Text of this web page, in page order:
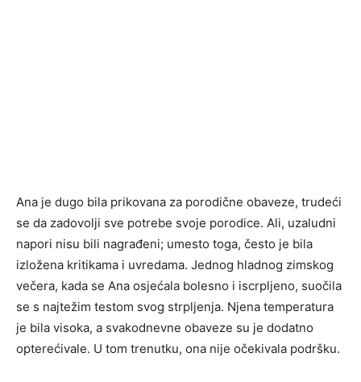
Ana je dugo bila prikovana za porodične obaveze, trudeći
se da zadovolji sve potrebe svoje porodice. Ali, uzaludni
napori nisu bili nagrađeni; umesto toga, često je bila
izložena kritikama i uvredama. Jednog hladnog zimskog
večera, kada se Ana osjećala bolesno i iscrpljeno, suočila
se s najtežim testom svog strpljenja. Njena temperatura
je bila visoka, a svakodnevne obaveze su je dodatno
opterećivale. U tom trenutku, ona nije očekivala podršku.